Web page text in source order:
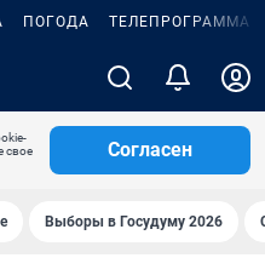
ПОГОДА ТЕЛЕПРОГРАММА
свое
Согласен
Выборы в Госудуму 2026